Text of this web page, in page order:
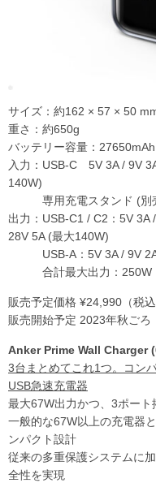
サイズ：約162 × 57 × 50
重さ：約650g
バッテリー容量：27650mAh
入力：USB-C 5V 3A / 9V
140W)
専用充電スタンド (別
出力：USB-C1 / C2：5V 3A
28V 5A (最大140W)
USB-A：5V 3A / 9V 2A /
合計最大出力：250W
販売予定価格 ¥24,990（税込
販売開始予定 2023年秋ごろ
Anker Prime Wall Charger
3台まとめてこれ1つ。コン
USB急速充電器
最大67W出力かつ、3ポー
一般的な67W以上の充電器
ンパクト設計
従来の多重保護システムに
全性を実現